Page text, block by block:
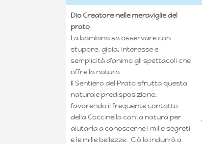
Dio Creatorenelle meraviglie del
prato
La bambina sa osservare con
stupore, gioia, interesse e
semplicità d’animo gli spettacoli che
offre la natura.
Il Sentiero del Prato sfrutta questa
naturale predisposizione,
favorendo il frequente contatto
della Coccinella con la natura per
aiutarla a conoscerne i mille segreti
e le mille bellezze. Ciò la indurrà a